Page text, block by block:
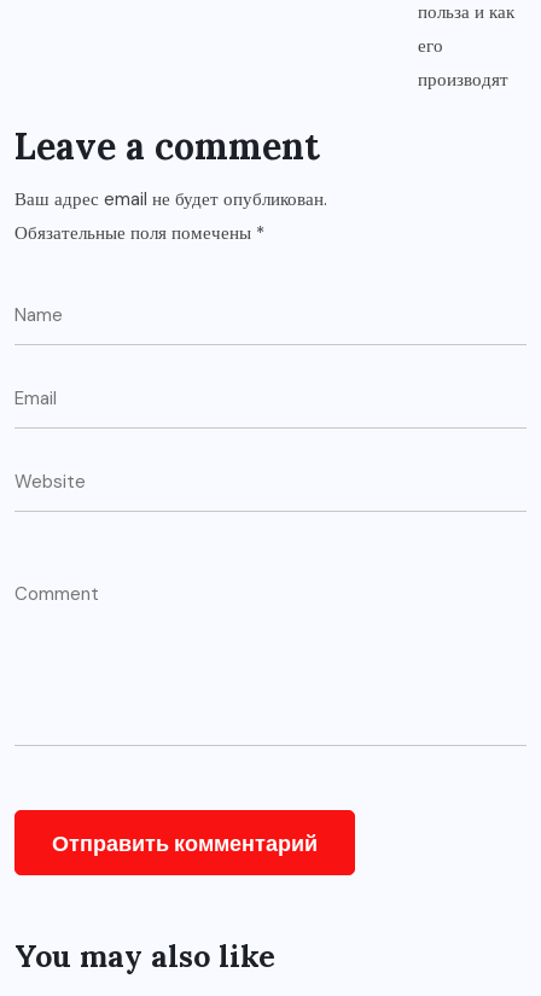
Leave a comment
Ваш адрес email не будет опубликован.
Обязательные поля помечены *
You may also like